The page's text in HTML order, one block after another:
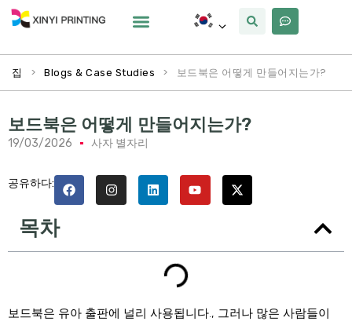
집 > Blogs & Case Studies > 보드북은 어떻게 만들어지는가?
보드북은 어떻게 만들어지는가?
19/03/2026 사자 별자리
공유하다:
목차
보드북은 유아 출판에 널리 사용됩니다., 그러나 많은 사람들이